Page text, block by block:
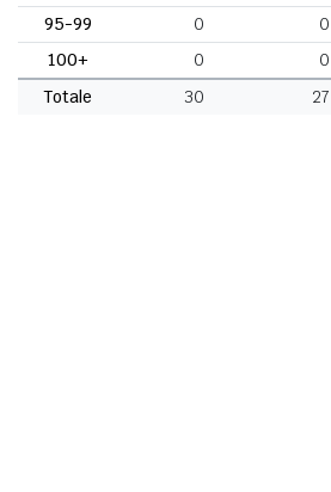
95-99
0 0
100+
0 0
Totale
30 27